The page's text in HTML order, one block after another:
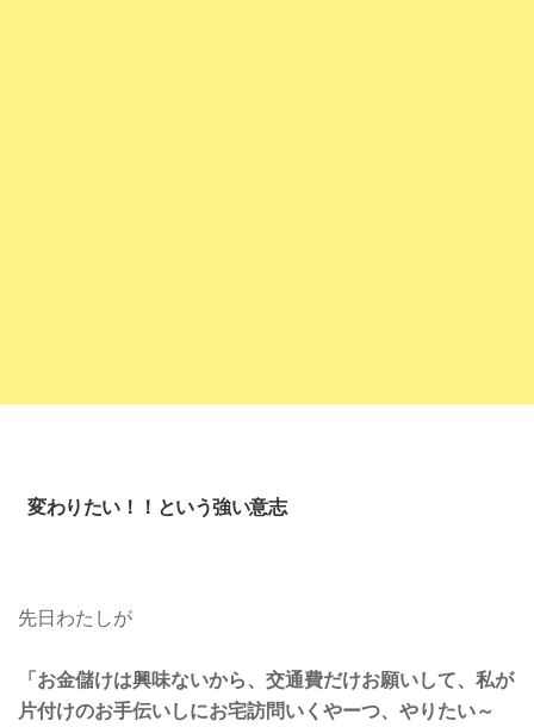
変わりたい！！という強い意志
先日わたしが
「お金儲けは興味ないから、交通費だけお願いして、私が
片付けのお手伝いしにお宅訪問いくやーつ、やりたい～